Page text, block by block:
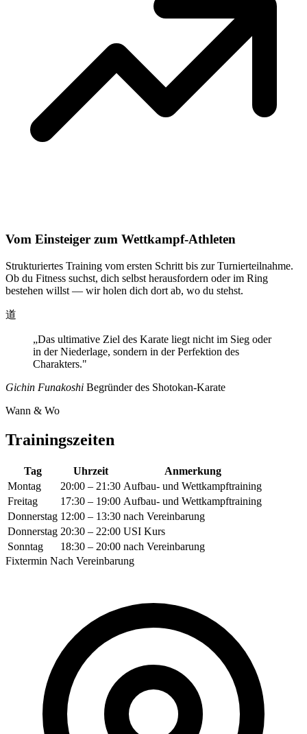
Vom Einsteiger zum Wettkampf-Athleten
Strukturiertes Training vom ersten Schritt bis zur Turnierteilnahme.
Ob du Fitness suchst, dich selbst herausfordern oder im Ring
bestehen willst — wir holen dich dort ab, wo du stehst.
道
„Das ultimative Ziel des Karate liegt nicht im Sieg oder
in der Niederlage, sondern in der Perfektion des
Charakters."
Gichin Funakoshi Begründer des Shotokan-Karate
Wann & Wo
Trainingszeiten
Tag Uhrzeit
Anmerkung
Montag
20:00 – 21:30 Aufbau- und Wettkampftraining
Freitag
17:30 – 19:00 Aufbau- und Wettkampftraining
Donnerstag 12:00 – 13:30 nach Vereinbarung
Donnerstag 20:30 – 22:00 USI Kurs
Sonntag
18:30 – 20:00 nach Vereinbarung
Fixtermin Nach Vereinbarung